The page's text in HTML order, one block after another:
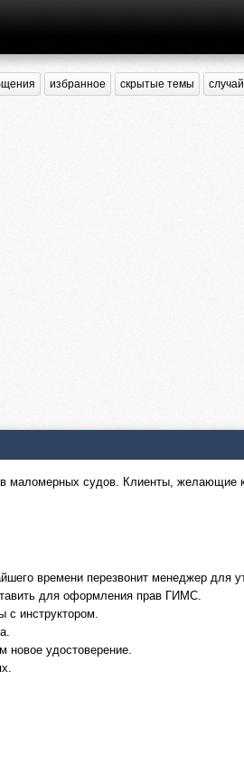
избранное скрытые темы
маломерных судов. Клиенты,
времени перезвонит менеджер для
для оформления прав ГИМС.
с инструктором.
новое удостоверение.